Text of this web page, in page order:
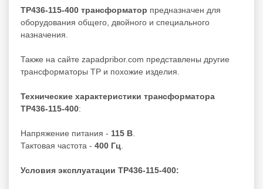
ТР436-115-400 трансформатор предназначен для
оборудования общего, двойного и специального
назначения.
Также на сайте zapadpribor.com представлены другие
трансформаторы ТР и похожие изделия.
Технические характеристики трансформатора
ТР436-115-400:
Напряжение питания - 115 В
Тактовая частота - 400 Гц
Условия эксплуатации ТР436-115-400: